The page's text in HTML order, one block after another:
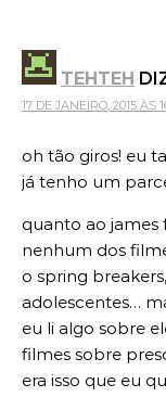
TEHTEH
17 DE JANEIRO, 2015 ÀS
oh tão giros! eu
já tenho um
quanto ao james
nenhum dos
o spring
adolescentes…
eu li algo sobre
filmes sobre
era isso que eu